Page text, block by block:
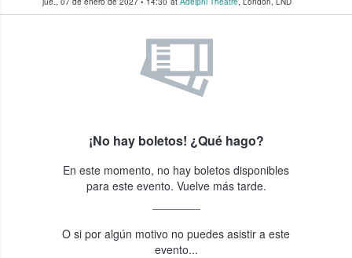
¡No hay boletos! ¿Qué hago?
En este momento, no hay boletos disponibles
para este evento. Vuelve más tarde.
O si por algún motivo no puedes asistir a este
evento...